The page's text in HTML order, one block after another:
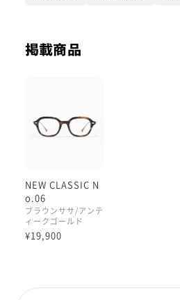
掲載商品
NEW CLASSIC N
o.06
ブラウンササ/アンテ
ィークゴールド
¥19,900